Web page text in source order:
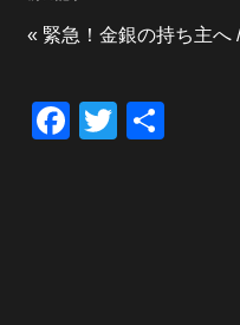
« 緊急！金銀の持ち主へ
F
T